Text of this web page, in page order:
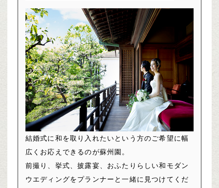
結婚式に和を取り入れたいという方のご希望に幅
広くお応えできるのが蘇州園。
前撮り、挙式、披露宴、おふたりらしい和モダン
ウエディングをプランナーと一緒に見つけてくだ